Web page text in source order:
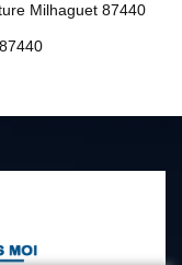
Milhaguet 87440